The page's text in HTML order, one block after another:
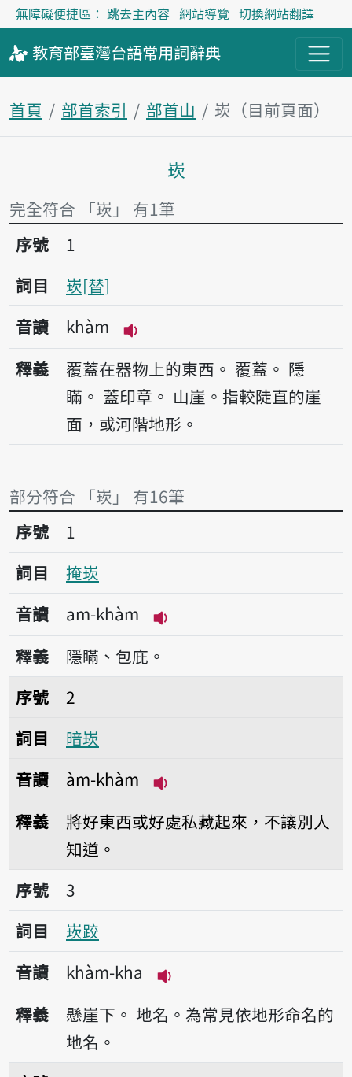
無障礙便捷區： 跳去主內容 網站導覽 切換網站翻譯
教育部臺灣台語常用詞辭典
首頁 部首索引 部首山 崁（目前頁面）
主內容區塊
崁
完全符合 「崁」 有1筆
序號1崁
序號
1
詞目
崁 替
音讀
khàm
播放音讀khàm
釋義 覆蓋在器物上的東西。 覆蓋。 隱
瞞。 蓋印章。 山崖。指較陡直的崖
面，或河階地形。
部分符合 「崁」 有16筆
序號1掩崁
序號
1
詞目
掩崁
音讀
am-khàm
播放音讀am-khàm
釋義
隱瞞、包庇。
序號2暗崁
序號
2
詞目
暗崁
音讀
àm-khàm
釋義
將好東西或好處私藏起來，不讓別人
知道。
序號3崁跤
序號
3
詞目
崁跤
音讀
khàm-kha
播放音讀khàm-kha
釋義 懸崖下。 地名。為常見依地形命名的
地名。